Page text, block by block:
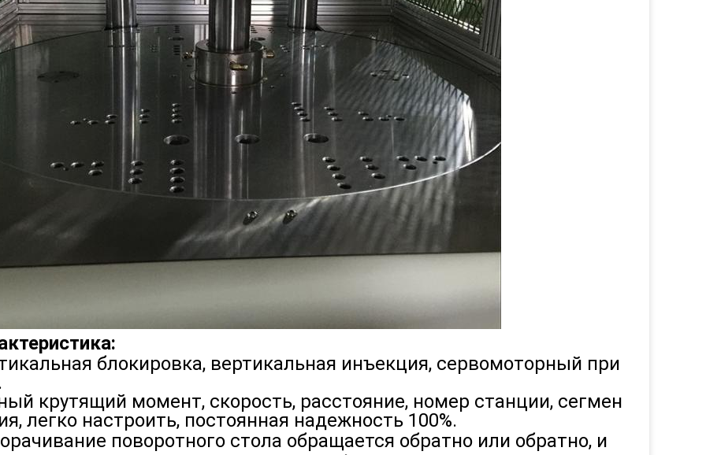
блокировка, вертикальная инъекция, сервомоторный при
крутящий момент, скорость, расстояние, номер станции, сегмен
легко настроить, постоянная надежность 100%.
поворотного стола обращается обратно или обратно, и